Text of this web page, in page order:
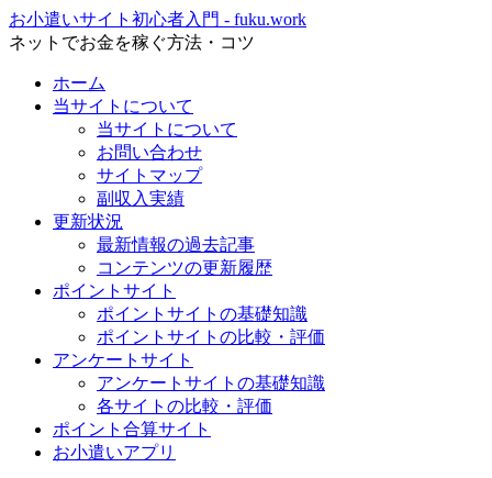
お小遣いサイト初心者入門 - fuku.work
ネットでお金を稼ぐ方法・コツ
ホーム
当サイトについて
当サイトについて
お問い合わせ
サイトマップ
副収入実績
更新状況
最新情報の過去記事
コンテンツの更新履歴
ポイントサイト
ポイントサイトの基礎知識
ポイントサイトの比較・評価
アンケートサイト
アンケートサイトの基礎知識
各サイトの比較・評価
ポイント合算サイト
お小遣いアプリ